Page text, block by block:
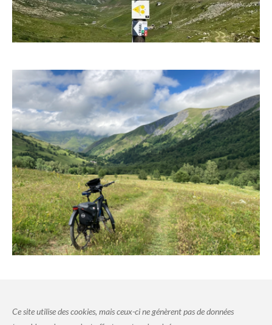
Ce site utilise des cookies, mais ceux-ci ne génèrent pas de données